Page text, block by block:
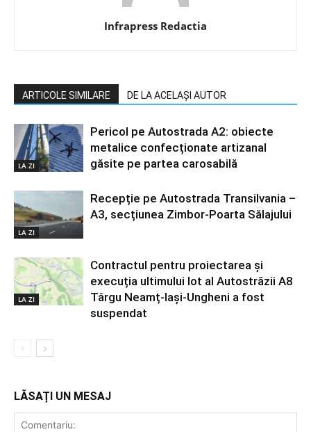
Infrapress Redactia
ARTICOLE SIMILARE DE LA ACELAȘI AUTOR
LA ZI
Pericol pe Autostrada A2: obiecte
metalice confecționate artizanal
găsite pe partea carosabilă
LA ZI
Recepție pe Autostrada Transilvania –
A3, secțiunea Zimbor-Poarta Sălajului
LA ZI
Contractul pentru proiectarea și
execuția ultimului lot al Autostrăzii A8
Târgu Neamț-Iași-Ungheni a fost
suspendat
LĂSAȚI UN MESAJ